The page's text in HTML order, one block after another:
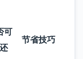
可
节省技巧